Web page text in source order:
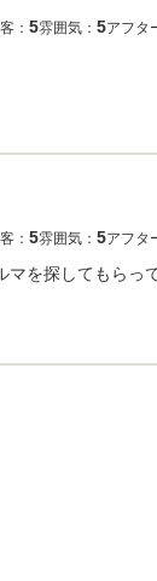
： 5雰囲気： 5アフタ
： 5雰囲気： 5アフタ
を探してもらっ